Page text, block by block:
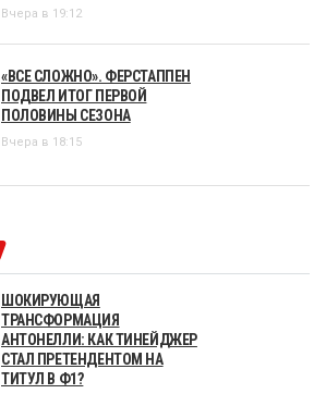
Вчера в 19:12
«ВСЕ СЛОЖНО». ФЕРСТАППЕН
ПОДВЕЛ ИТОГ ПЕРВОЙ
ПОЛОВИНЫ СЕЗОНА
Вчера в 18:15
ШОКИРУЮЩАЯ
ТРАНСФОРМАЦИЯ
АНТОНЕЛЛИ: КАК ТИНЕЙДЖЕР
СТАЛ ПРЕТЕНДЕНТОМ НА
ТИТУЛ В Ф1?